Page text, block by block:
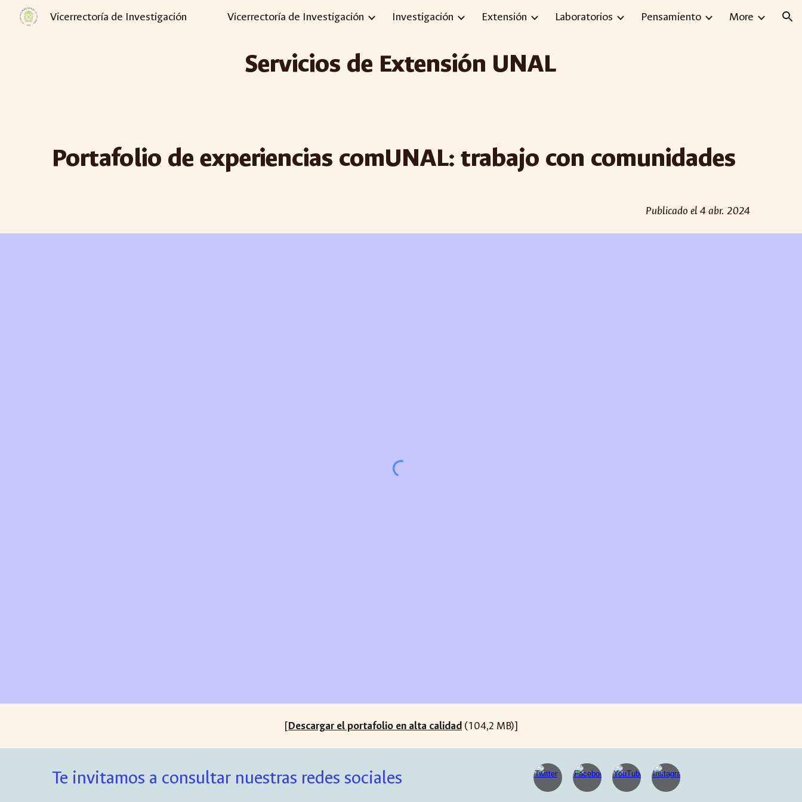
Skip to main content Skip to navigation
Vicerrectoría de Investigación Vicerrectoría de Investigación Investigación Extensión Laboratorios Pensamiento More
Servicios de Extensión UNAL
Portafolio de experiencias comUNAL: trabajo con comunidades
Publicado el 4 abr. 2024
[Descargar el portafolio en alta calidad (104,2 MB)]
Te invitamos a consultar nuestras redes sociales